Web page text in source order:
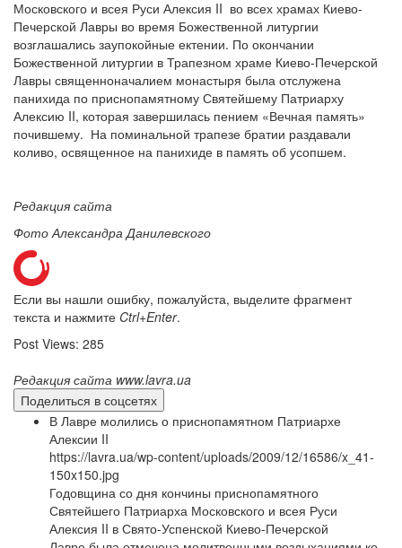
Онлайн трансляции
Веб-камеры
12 сентября 2015Название трансляции
12 сентября 2015Название трансляции
12 сентября 2015Название трансляции
12 сентября 2015Название трансляции
12 сентября 2015
Перейти к архиву
Московского и всея Руси Алексия II во всех храмах Киево-
Печерской Лавры во время Божественной литургии
возглашались заупокойные ектении. По окончании
Божественной литургии в Трапезном храме Киево-Печерской
Лавры священноначалием монастыря была отслужена
панихида по приснопамятному Святейшему Патриарху
Алексию II, которая завершилась пением «Вечная память»
почившему. На поминальной трапезе братии раздавали
коливо, освященное на панихиде в память об усопшем.
Редакция сайта
Фото Александра Данилевского
Если вы нашли ошибку, пожалуйста, выделите фрагмент
текста и нажмите Ctrl+Enter.
Post Views: 285
Редакция сайта www.lavra.ua
Поделиться в соцсетях
В Лавре молились о приснопамятном Патриархе
Алексии II
https://lavra.ua/wp-content/uploads/2009/12/16586/x_41-
150x150.jpg
Годовщина со дня кончины приснопамятного
Святейшего Патриарха Московского и всея Руси
Алексия II в Свято-Успенской Киево-Печерской